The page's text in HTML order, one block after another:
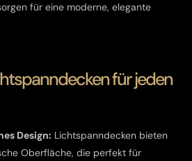
für eine moderne, elegante
für jeden
Design: Lichtspanndecken bieten
Oberfläche, die perfekt für